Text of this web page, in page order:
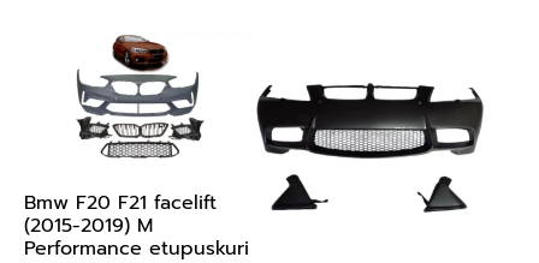
Bmw F20 F21 facelift
(2015-2019) M
Performance etupuskuri